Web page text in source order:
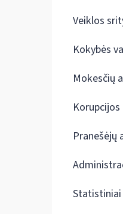
Veiklos
Kokybės
Mokesčių
Pranešėjų